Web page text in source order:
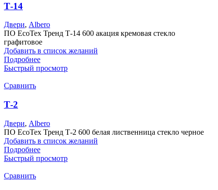
Т-14
Двери, Albero
ПО EcoTex Тренд Т-14 600 акация кремовая стекло
графитовое
Добавить в список желаний
Подробнее
Быстрый просмотр
Сравнить
Т-2
Двери, Albero
ПО EcoTex Тренд Т-2 600 белая лиственница стекло черное
Добавить в список желаний
Подробнее
Быстрый просмотр
Сравнить